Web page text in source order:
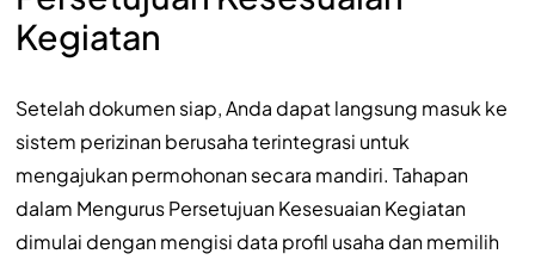
Kegiatan
Setelah dokumen siap, Anda dapat langsung masuk ke
sistem perizinan berusaha terintegrasi untuk
mengajukan permohonan secara mandiri. Tahapan
dalam Mengurus Persetujuan Kesesuaian Kegiatan
dimulai dengan mengisi data profil usaha dan memilih